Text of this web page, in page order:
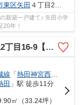
東区矢田 ４丁目21-61
築一戸建て♪ 矢田小学
20年！
料】新築一戸建て 1号棟
線 「熱田神宮西
田 」駅 徒歩11分
㎡（33.24坪）